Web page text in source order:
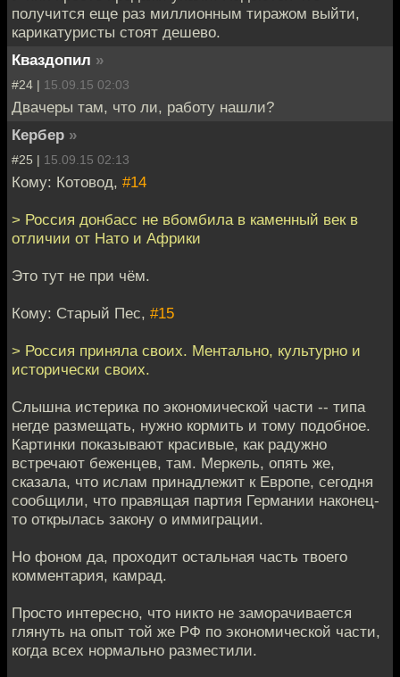
получится еще раз миллионным тиражом выйти,
карикатуристы стоят дешево.
Кваздопил »
#24 | 15.09.15 02:03
Двачеры там, что ли, работу нашли?
Кербер »
#25 | 15.09.15 02:13
Кому: Котовод, #14
> Россия донбасс не вбомбила в каменный век в
отличии от Нато и Африки
Это тут не при чём.
Кому: Старый Пес, #15
> Россия приняла своих. Ментально, культурно и
исторически своих.
Слышна истерика по экономической части -- типа
негде размещать, нужно кормить и тому подобное.
Картинки показывают красивые, как радужно
встречают беженцев, там. Меркель, опять же,
сказала, что ислам принадлежит к Европе, сегодня
сообщили, что правящая партия Германии наконец-
то открылась закону о иммиграции.
Но фоном да, проходит остальная часть твоего
комментария, камрад.
Просто интересно, что никто не заморачивается
глянуть на опыт той же РФ по экономической части,
когда всех нормально разместили.